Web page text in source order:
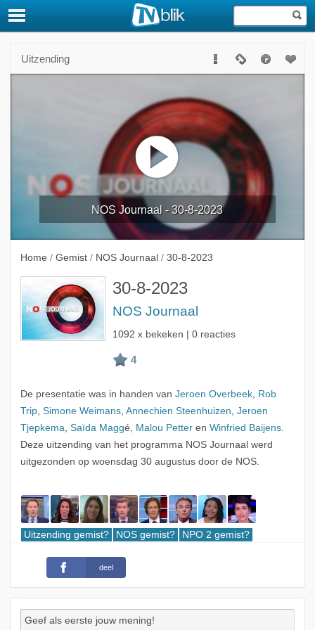
Uitzending
NOS Journaal - 30-8-2023
Home / Gemist / NOS Journaal / 30-8-2023
30-8-2023
NOS Journaal
1092 x bekeken | 0 reacties
De presentatie was in handen van Jeroen Overbeek, Rob
Trip, Simone Weimans, Annechien Steenhuizen, Jeroen
Tjepkema, Saïda Maggé, Malou Petteren Winfried Baijens.
Deze uitzending van het programma NOS Journaal werd
uitgezonden op woensdag 30 augustus door de NOS.
Uitzending gemist? NOS gemist? NPO 2 gemist?
deel